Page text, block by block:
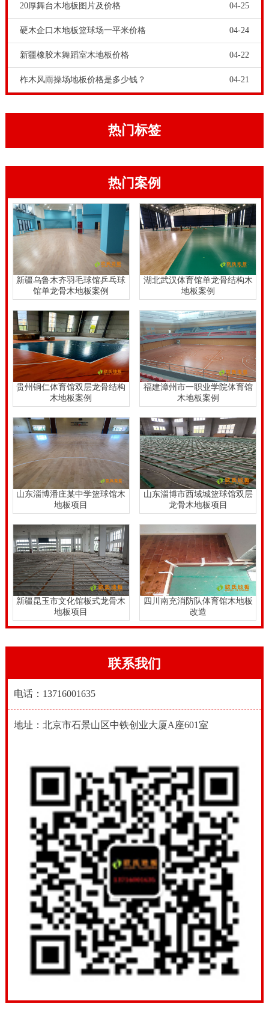
的弹性垫，解决了地板的声音的问题，而运动性能**
好。木龙骨是不防潮：人们通常认为的防潮垫铺设，但
有时忽视了木龙骨本身是否干燥。普通**用木地板只需
要具有防滑功能，而体操木地板只需要具有防滑功能，
场地板的各项指标要求的*一的木地板是实木体育馆木
地板。实木体育馆木地板具有良好的承重性能，高的减
震性能，以及抗变形能力。体育实木体育馆木地板的表
面系数高达0。在不同的**庭环境，甲醛的危害是直观
的。**和木地板胶粘剂含量是影响的关键问题。当使用
弹性橡胶垫片，以提高*率。
根据体育馆的级别、用途和造价成本，体育木地板分为
竞技、训练、教学和健身等用途。随着各类体育运动的
发展，运动地板的概念已经从单一的铺地材料;提升到功
能完善的运动地板系统，满足体育运动动态的要求的变
型、震动、冲击力的吸收、球的反弹、防滑、防涩等性
能的同时也要考虑到场地美观和耐用度等方面。欧氏木
业运动地板对保障运动**，提高运动成绩和运动乐趣有
了**进一步探索与实践。运动木地板不比其它运动地板
差，它的表层采用特殊的高科技TPU处理，所以对外界
污染有排除能力,即使表面有污渍,也只需要用干净拖
把、清水刷洗即可。要是**脏污的话，**用中性清洗剂
清洗，也很方便的，不用担心会留下痕迹。运动木地板
**其实也不算贵，关键看你选哪种的，建议根据自己的
经济条件来选择。硬木企口实木运动地板一平米**。
硬木企口实木运动地板一平米**，品牌运动木地板厂**
生产的舞台木地板取材自中**东北和俄罗斯原始森林自
建的原木储备基地。我****产的舞台木地板铺装了****
大剧院、北京舞蹈学院、**艺术学院、****大学舞蹈学
院、遵义市新浦大剧院、宁夏银川试验中学、吉林白城
通榆县文化馆等等舞台和剧场。
20厚舞台木地板图片及价格 04-25
硬木企口木地板篮球场一平米价格 04-24
新疆橡胶木舞蹈室木地板价格 04-22
柞木风雨操场地板价格是多少钱？ 04-21
热门标签
热门案例
新疆乌鲁木齐羽毛球馆乒乓球
馆单龙骨木地板案例
湖北武汉体育馆单龙骨结构木
地板案例
贵州铜仁体育馆双层龙骨结构
木地板案例
福建漳州市一职业学院体育馆
木地板案例
山东淄博潘庄某中学篮球馆木
地板项目
山东淄博市西域城篮球馆双层
龙骨木地板项目
新疆昆玉市文化馆板式龙骨木
地板项目
四川南充消防队体育馆木地板
改造
联系我们
电话：13716001635
地址：北京市石景山区中铁创业大厦A座601室